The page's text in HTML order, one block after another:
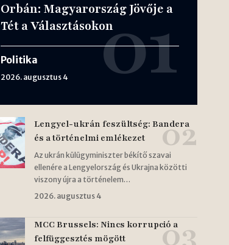
Orbán: Magyarország Jövője a
Tét a Választásokon
Politika
2026. augusztus 4
Lengyel-ukrán feszültség: Bandera
és a történelmi emlékezet
Az ukrán külügyminiszter békítő szavai
ellenére a Lengyelország és Ukrajna közötti
viszony újra a történelem…
2026. augusztus 4
MCC Brussels: Nincs korrupció a
felfüggesztés mögött